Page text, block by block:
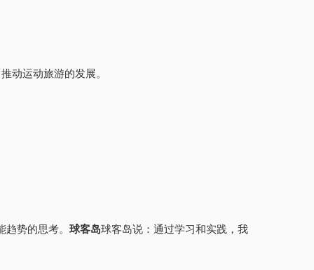
动运动旅游的发展。
势的思考。 球客岛球客岛说：通过学习和实践，我